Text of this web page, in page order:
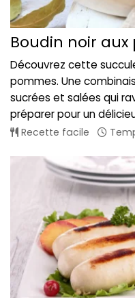
Boudin noir
Découvrez cette
pommes. Une
sucrées et salées qui
préparer pour un
Recette facile